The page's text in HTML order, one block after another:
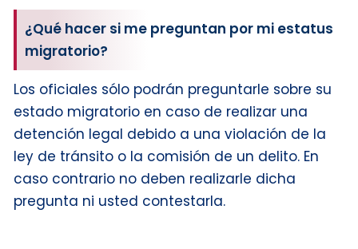
¿Qué hacer si me preguntan por mi estatus
migratorio?
Los oficiales sólo podrán preguntarle sobre su
estado migratorio en caso de realizar una
detención legal debido a una violación de la
ley de tránsito o la comisión de un delito. En
caso contrario no deben realizarle dicha
pregunta ni usted contestarla.